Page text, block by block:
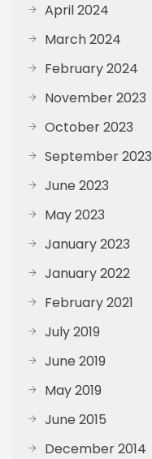
April 2024
March 2024
February 2024
November 2023
October 2023
September 2023
June 2023
May 2023
January 2023
January 2022
February 2021
July 2019
June 2019
May 2019
June 2015
December 2014